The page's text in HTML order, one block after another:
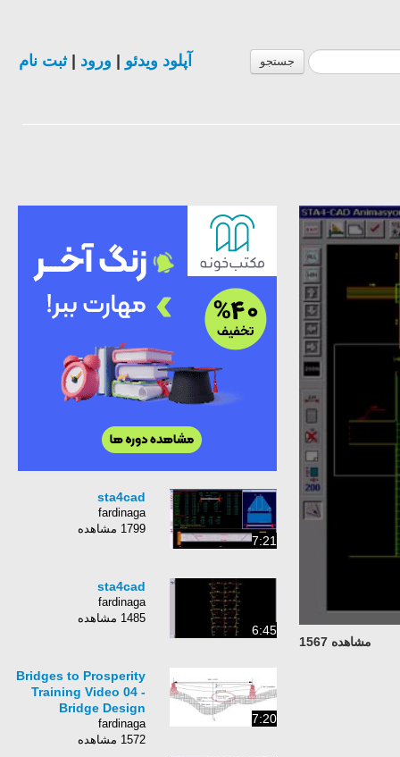
جستجو آپلود ویدئو ورود |ثبت نام
مشاهده 1567
7:21
sta4cad
fardinaga
1799 مشاهده
6:45
sta4cad
fardinaga
1485 مشاهده
7:20
Bridges to Prosperity
Training Video 04 -
Bridge Design
fardinaga
1572 مشاهده